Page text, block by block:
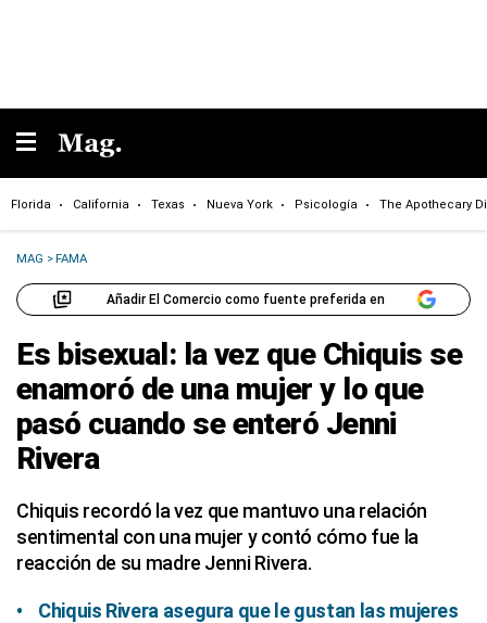
Florida California Texas Nueva York Psicología The Apothecary
MAG >FAMA
Añadir El Comercio como fuente preferida en
Es bisexual: la vez que Chiquis se
enamoró de una mujer y lo que
pasó cuando se enteró Jenni
Rivera
Chiquis recordó la vez que mantuvo una relación
sentimental con una mujer y contó cómo fue la
reacción de su madre Jenni Rivera.
Chiquis Rivera asegura que le gustan las mujeres